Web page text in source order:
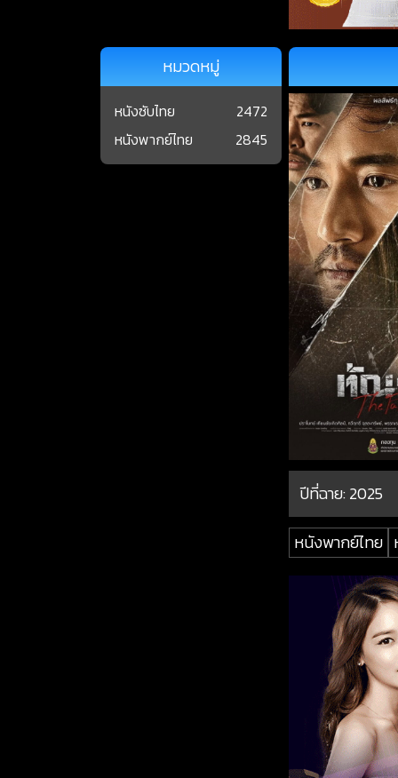
ปีที่ฉาย:2025
หนังพากย์ไทย
หมวดหมู่
หนังซับไทย
2472
หนังพากย์ไทย
2845